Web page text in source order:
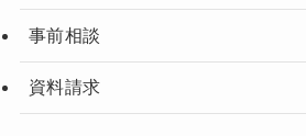
事前相談
資料請求